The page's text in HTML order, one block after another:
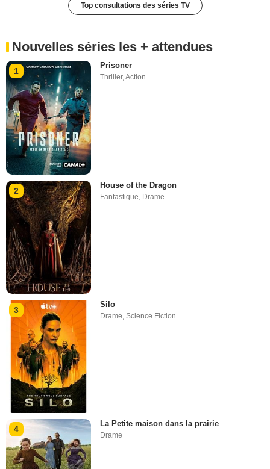
Top consultations des séries TV
Nouvelles séries les + attendues
1
Prisoner
Thriller,Action
2
House of the Dragon
Fantastique Drame
3
Silo
Drame,Science Fiction
4
La Petite maison dans la prairie
Drame